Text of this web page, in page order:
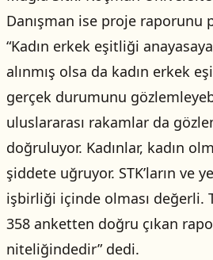
Danışman ise proje raporunu
“Kadın erkek eşitliği
alınmış olsa da kadın erkek
gerçek durumunu
uluslararası rakamlar da
doğruluyor. Kadınlar, kadın
şiddete uğruyor. STK’ların ve
işbirliği içinde olması değerli.
358 anketten doğru çıkan
niteliğindedir” dedi.